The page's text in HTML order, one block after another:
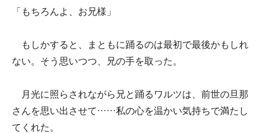
「もちろんよ、お兄様」
もしかすると、まともに踊るのは最初で最後かもしれ
ない。そう思いつつ、兄の手を取った。
月光に照らされながら兄と踊るワルツは、前世の旦那
さんを思い出させて……私の心を温かい気持ちで満たし
てくれた。